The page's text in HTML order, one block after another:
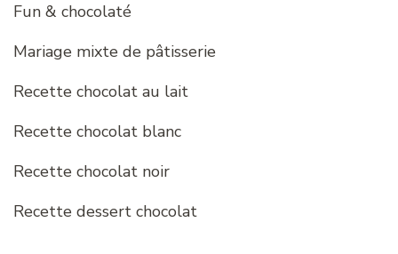
Fun & chocolaté
Mariage mixte de pâtisserie
Recette chocolat au lait
Recette chocolat blanc
Recette chocolat noir
Recette dessert chocolat